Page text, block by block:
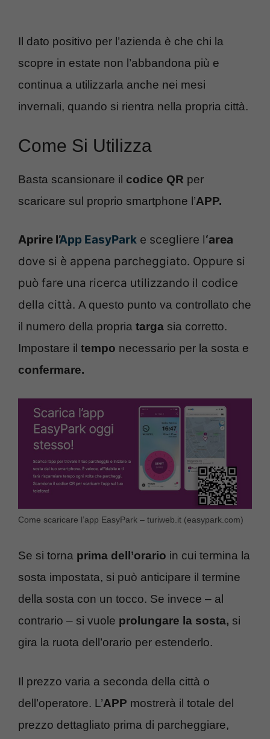
Il dato positivo per l’azienda è che chi la
scopre in estate non l’abbandona più e
continua a utilizzarla anche nei mesi
invernali, quando si rientra nella propria città.
Come Si Utilizza
Basta scansionare il codice QR per
scaricare sul proprio smartphone l’APP.
Aprire l’App EasyPark e scegliere l‘area
dove si è appena parcheggiato. Oppure si
può fare una ricerca utilizzando il codice
della città. A questo punto va controllato che
il numero della propria targa sia corretto.
Impostare il tempo necessario per la sosta e
confermare.
Come scaricare l’app EasyPark – turiweb.it (easypark.com)
Se si torna prima dell’orario in cui termina la
sosta impostata, si può anticipare il termine
della sosta con un tocco. Se invece – al
contrario – si vuole prolungare la sosta, si
gira la ruota dell’orario per estenderlo.
Il prezzo varia a seconda della città o
dell’operatore. L’APP mostrerà il totale del
prezzo dettagliato prima di parcheggiare,